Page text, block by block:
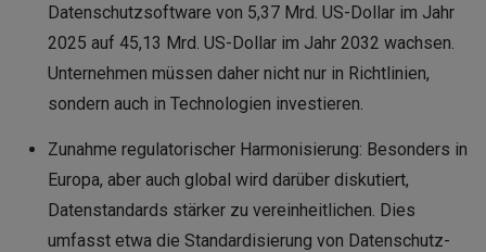
Datenschutzsoftware von 5,37 Mrd. US-Dollar im Jahr
2025 auf 45,13 Mrd. US-Dollar im Jahr 2032 wachsen.
Unternehmen müssen daher nicht nur in Richtlinien,
sondern auch in Technologien investieren.
Zunahme regulatorischer Harmonisierung: Besonders in
Europa, aber auch global wird darüber diskutiert,
Datenstandards stärker zu vereinheitlichen. Dies
umfasst etwa die Standardisierung von Datenschutz-